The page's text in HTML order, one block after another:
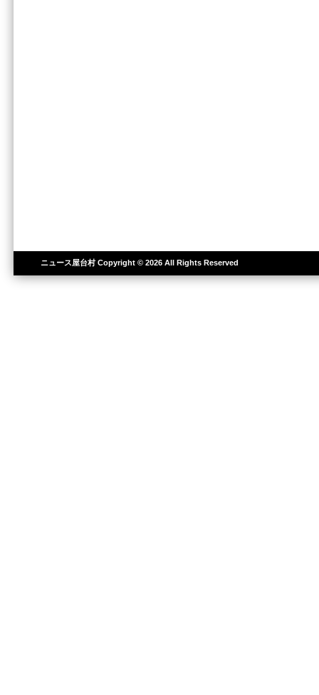
ニュース屋台村Copyright © 2026 All Rights Reserved